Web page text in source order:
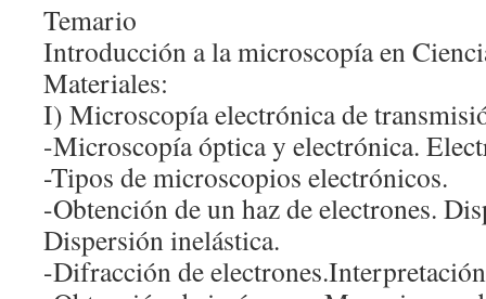
Temario
Introducción a la microscopía en
Materiales:
I) Microscopía electrónica de
-Microscopía óptica y electrónica.
-Tipos de microscopios electrónicos.
-Obtención de un haz de electrones.
Dispersión inelástica.
-Difracción de